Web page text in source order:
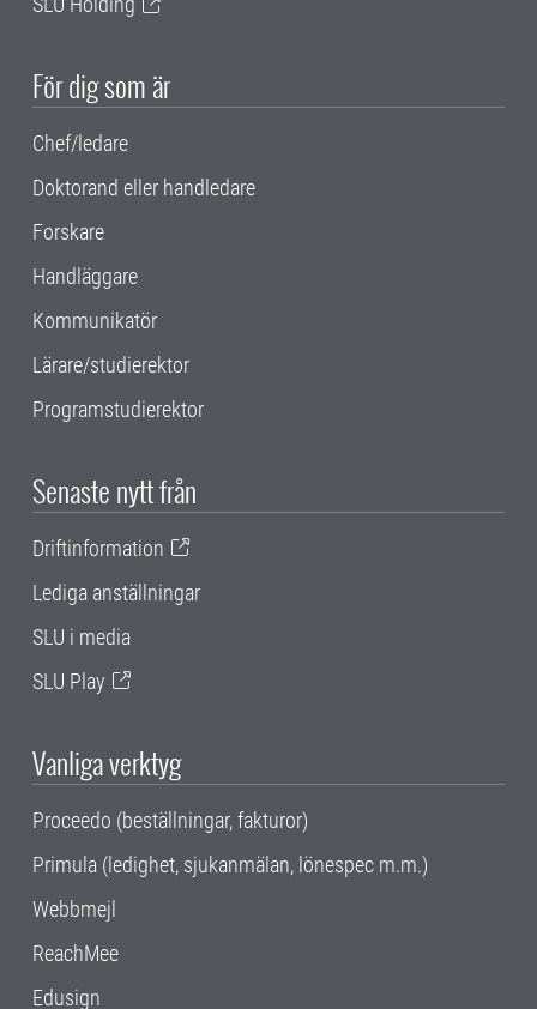
För dig som är
Chef/ledare
Doktorand eller handledare
Forskare
Handläggare
Kommunikatör
Lärare/studierektor
Programstudierektor
Senaste nytt från
Driftinformation
Lediga anställningar
SLU i media
SLU Play
Vanliga verktyg
Proceedo (beställningar, fakturor)
Primula (ledighet, sjukanmälan, lönespec m.m.)
Webbmejl
ReachMee
Edusign